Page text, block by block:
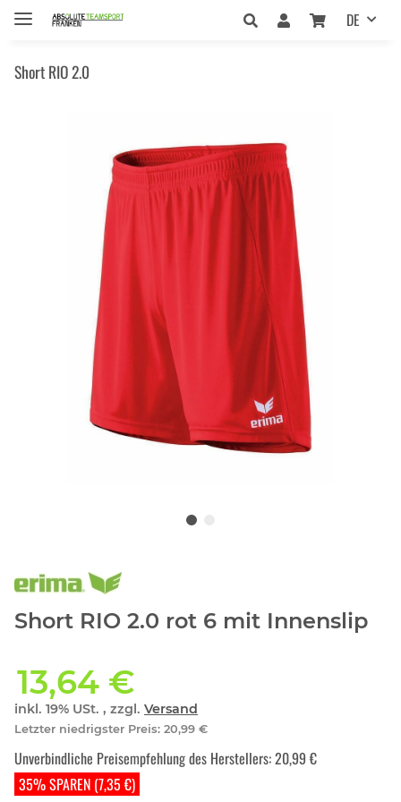
DE
Short RIO 2.0
Short RIO 2.0 rot 6 mit Innenslip
13,64 €
inkl. 19% USt. , zzgl. Versand
Letzter niedrigster Preis: 20,99 €
35% SPAREN (7,35 €)
Unverbindliche Preisempfehlung des Herstellers:20,99 €